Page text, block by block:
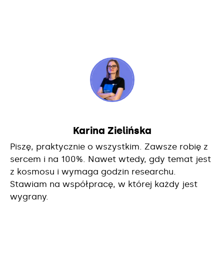
Karina Zielińska
Piszę, praktycznie o wszystkim. Zawsze robię z
sercem i na 100%. Nawet wtedy, gdy temat jest
z kosmosu i wymaga godzin researchu.
Stawiam na współpracę, w której każdy jest
wygrany.